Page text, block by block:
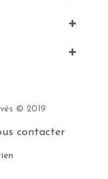
© 2019
contacter